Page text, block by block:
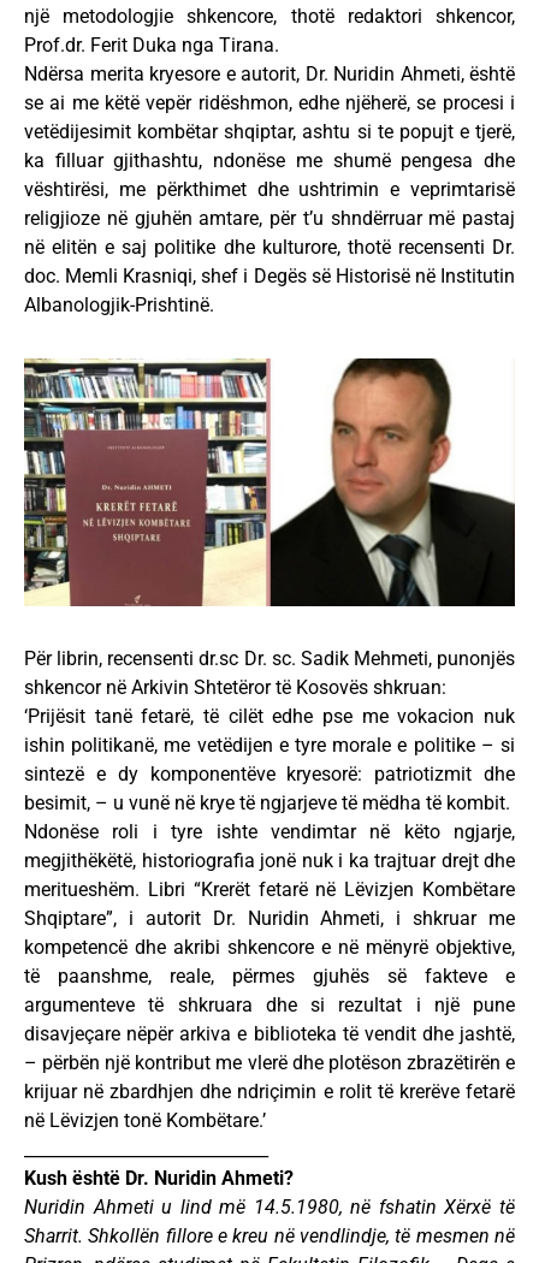
një metodologjie shkencore, thotë redaktori shkencor,
Prof.dr. Ferit Duka nga Tirana.
Ndërsa merita kryesore e autorit, Dr. Nuridin Ahmeti, është
se ai me këtë vepër ridëshmon, edhe njëherë, se procesi i
vetëdijesimit kombëtar shqiptar, ashtu si te popujt e tjerë,
ka filluar gjithashtu, ndonëse me shumë pengesa dhe
vështirësi, me përkthimet dhe ushtrimin e veprimtarisë
religjioze në gjuhën amtare, për t’u shndërruar më pastaj
në elitën e saj politike dhe kulturore, thotë recensenti Dr.
doc. Memli Krasniqi, shef i Degës së Historisë në Institutin
Albanologjik-Prishtinë.
Për librin, recensenti dr.sc Dr. sc. Sadik Mehmeti, punonjës
shkencor në Arkivin Shtetëror të Kosovës shkruan:
‘Prijësit tanë fetarë, të cilët edhe pse me vokacion nuk
ishin politikanë, me vetëdijen e tyre morale e politike – si
sintezë e dy komponentëve kryesorë: patriotizmit dhe
besimit, – u vunë në krye të ngjarjeve të mëdha të kombit.
Ndonëse roli i tyre ishte vendimtar në këto ngjarje,
megjithëkëtë, historiografia jonë nuk i ka trajtuar drejt dhe
meritueshëm. Libri “Krerët fetarë në Lëvizjen Kombëtare
Shqiptare”, i autorit Dr. Nuridin Ahmeti, i shkruar me
kompetencë dhe akribi shkencore e në mënyrë objektive,
të paanshme, reale, përmes gjuhës së fakteve e
argumenteve të shkruara dhe si rezultat i një pune
disavjeçare nëpër arkiva e biblioteka të vendit dhe jashtë,
– përbën një kontribut me vlerë dhe plotëson zbrazëtirën e
krijuar në zbardhjen dhe ndriçimin e rolit të krerëve fetarë
në Lëvizjen tonë Kombëtare.’
Kush është Dr. Nuridin Ahmeti?
Nuridin Ahmeti u lind më 14.5.1980, në fshatin Xërxë të
Sharrit. Shkollën fillore e kreu në vendlindje, të mesmen në